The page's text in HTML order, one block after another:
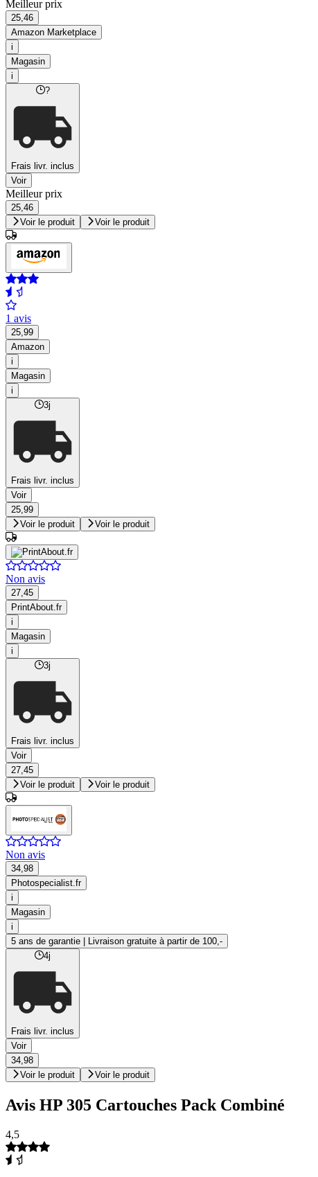
Meilleur prix
25,46
Amazon Marketplace
i
Magasin
i
?
Frais livr. inclus
Voir
Meilleur prix
25,46
Voir le produit
Voir le produit
1 avis
25,99
Amazon
i
Magasin
i
3j
Frais livr. inclus
Voir
25,99
Voir le produit
Voir le produit
Non avis
27,45
PrintAbout.fr
i
Magasin
i
3j
Frais livr. inclus
Voir
27,45
Voir le produit
Voir le produit
Non avis
34,98
Photospecialist.fr
i
Magasin
i
5 ans de garantie | Livraison gratuite à partir de 100,-
4j
Frais livr. inclus
Voir
34,98
Voir le produit
Voir le produit
Avis HP 305 Cartouches Pack Combiné
4,5